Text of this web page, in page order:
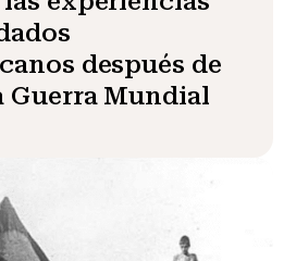
después de
Guerra Mundial